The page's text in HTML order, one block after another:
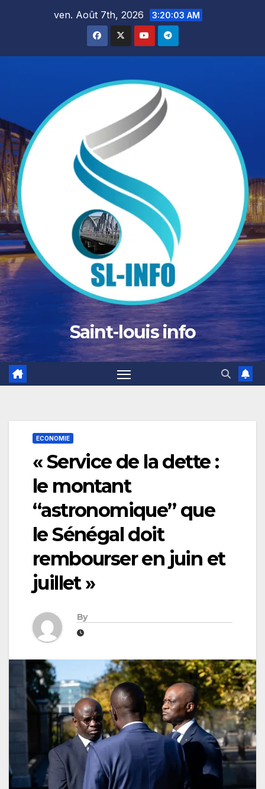
ven. Août 7th, 2026 3:20:04 AM
Saint-louis info
ECONOMIE
« Service de la dette :
le montant
“astronomique” que
le Sénégal doit
rembourser en juin et
juillet »
By